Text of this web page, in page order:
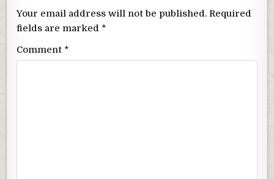
Your email address will not be published. Required
fields are marked *
Comment *